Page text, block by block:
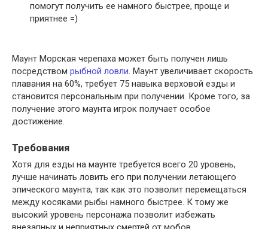
помогут получить ее намного быстрее, проще и
приятнее =)
Маунт Морская черепаха может быть получен лишь
посредством рыбной ловли. Маунт увеличивает скорость
плавания на 60%, требует 75 навыка верховой езды и
становится персональным при получении. Кроме того, за
получение этого маунта игрок получает особое
достижение.
Требования
Хотя для езды на маунте требуется всего 20 уровень,
лучше начинать ловить его при получении летающего
эпического маунта, так как это позволит перемещаться
между косяками рыбы намного быстрее. К тому же
высокий уровень персонажа позволит избежать